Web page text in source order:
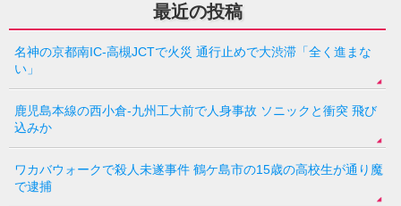
最近の投稿
名神の京都南IC-高槻JCTで火災 通行止めで大渋滞「全く進まな
い」
鹿児島本線の西小倉-九州工大前で人身事故 ソニックと衝突 飛び
込みか
ワカバウォークで殺人未遂事件 鶴ケ島市の15歳の高校生が通り魔
で逮捕